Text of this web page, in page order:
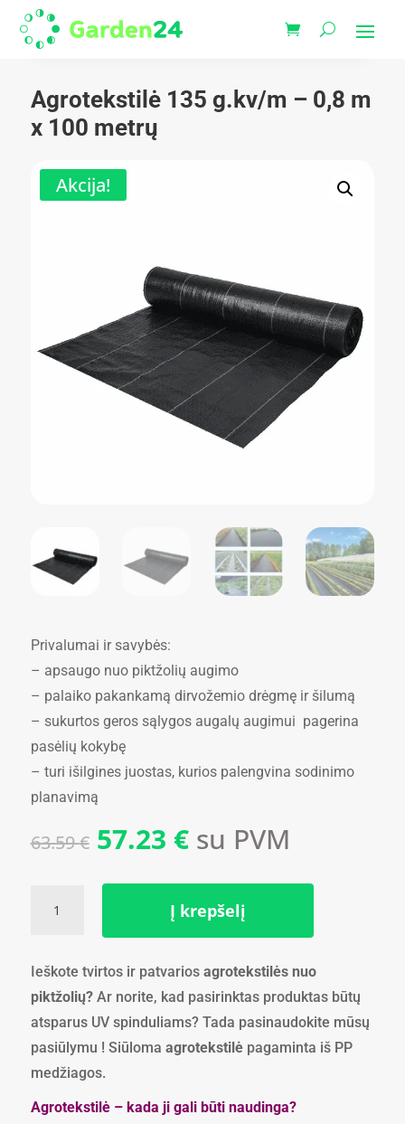
Agrotekstilė 135 g.kv/m – 0,8 m
x 100 metrų
Akcija!
Privalumai ir savybės:
– apsaugo nuo piktžolių augimo
– palaiko pakankamą dirvožemio drėgmę ir šilumą
– sukurtos geros sąlygos augalų augimui pagerina
pasėlių kokybę
– turi išilgines juostas, kurios palengvina sodinimo
planavimą
63.59€ Original
price
was:
63.59 €.
57.23 €Current
price
is:
57.23 €.
su PVM
kiekis:
g.kv/m
-
0,8
m
100
metrų
Į krepšelį
Ieškote tvirtos ir patvarios agrotekstilės nuo
piktžolių? Ar norite, kad pasirinktas produktas būtų
atsparus UV spinduliams? Tada pasinaudokite mūsų
pasiūlymu ! Siūloma agrotekstilėpagaminta iš PP
medžiagos.
Agrotekstilė – kada ji gali būti naudinga?